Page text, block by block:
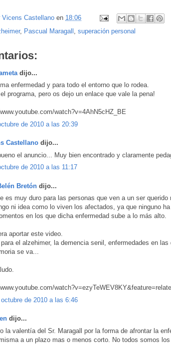
Vicens Castellano en 18:06
, Pascual Maragall superación personal
dijo...
enfermedad y para todo el entorno que lo rodea.
programa, pero os dejo un enlace que vale la pena!
watch?v=4AhN5cHZ_BE
de 2010 a las 20:39
Castellano dijo...
el anuncio... Muy bien encontrado y claramente
de 2010 a las 11:17
Bretón dijo...
es muy duro para las personas que ven a un ser querido
ni idea como lo viven los afectados, ya que ninguno
en los que dicha enfermedad sube a lo más alto.
aportar este video.
para el alzehimer, la demencia senil, enfermedades en
se va...
octubre de 2010 a las 6:46
dijo...
la valentía del Sr. Maragall por la forma de afrontar la
a un plazo mas o menos corto. No todos somos